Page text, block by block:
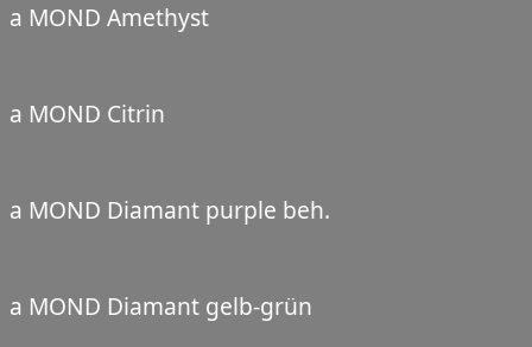
a MOND Amethyst
a MOND Citrin
a MOND Diamant purple beh.
a MOND Diamant gelb-grün